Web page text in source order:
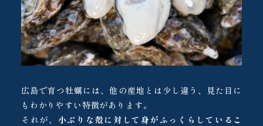
広島で育つ牡蠣には、他の産地とは少し違う、見た目に
もわかりやすい特徴があります。
それが、 小ぶりな殻に対して身がふっくらしているこ